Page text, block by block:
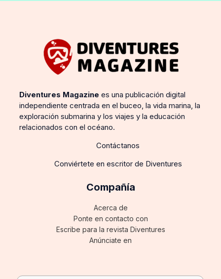
Diventures Magazine es una publicación digital
independiente centrada en el buceo, la vida marina, la
exploración submarina y los viajes y la educación
relacionados con el océano.
Contáctanos
Conviértete en escritor de Diventures
Compañía
Acerca de
Ponte en contacto con
Escribe para la revista Diventures
Anúnciate en